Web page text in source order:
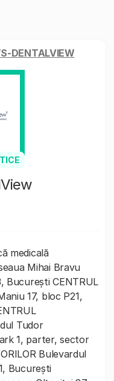
DENTALVIEW
medicală
Mihai Bravu
București CENTRUL
17, bloc P21,
Tudor
1, parter, sector
Bulevardul
București